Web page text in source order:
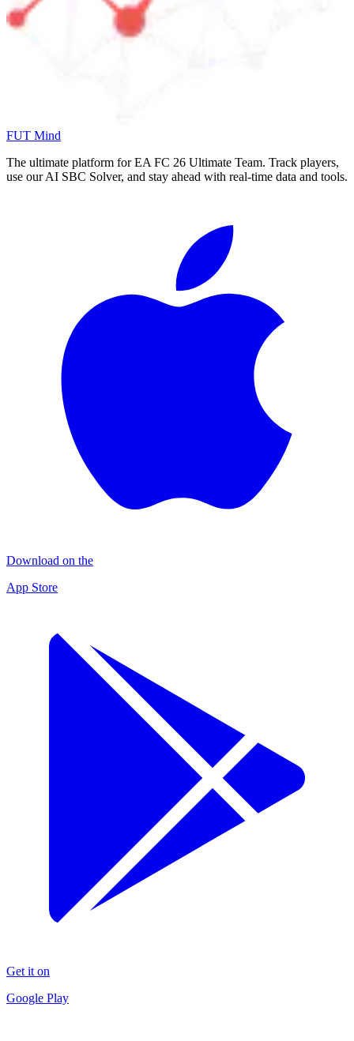
FUT Mind
The ultimate platform for EA FC 26 Ultimate Team. Track players,
use our AI SBC Solver, and stay ahead with real-time data and tools.
Download on the
App Store
Get it on
Google Play